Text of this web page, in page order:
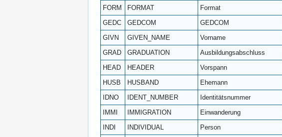
FORM
FORMAT Format
GEDC
GEDCOM GEDCOM
GIVN
GIVEN_NAME Vorname
GRAD
GRADUATION Ausbildungsabschluss
HEAD
HEADER Vorspann
HUSB
HUSBAND Ehemann
IDNO
IDENT_NUMBER Identitätsnummer
IMMI
IMMIGRATION Einwanderung
INDI
INDIVIDUAL Person